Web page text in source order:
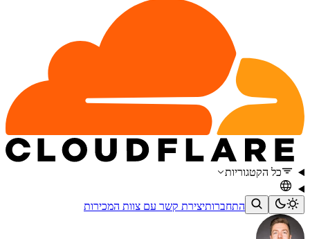
כל הקטגוריות
התחברותיצירת קשר עם צוות המכירות